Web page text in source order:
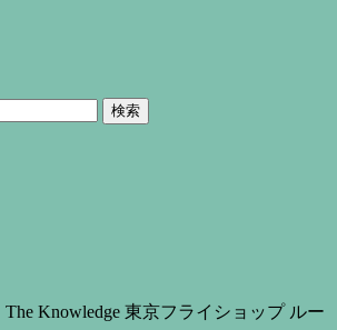
The Knowledge 東京フライショップ ルー